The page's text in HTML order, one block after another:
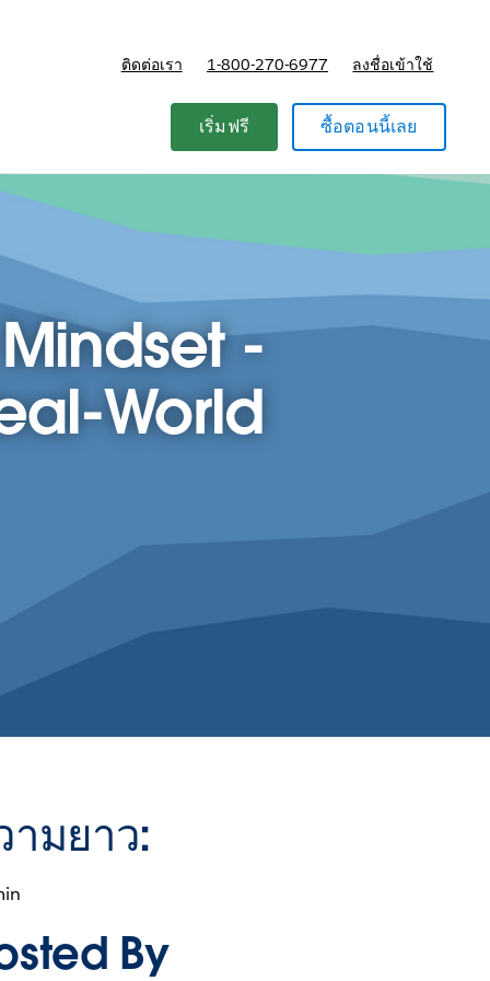
ติดต่อเรา 1-800-270-6977 ลงชื่อเข้าใช้
เริ่มฟรี ซื้อตอนนี้เลย
-
World
ามยาว:
By